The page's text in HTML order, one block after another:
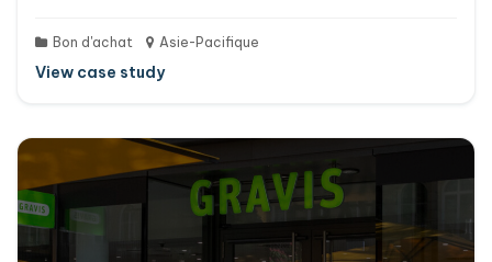
Bon d'achat Asie-Pacifique
View case study